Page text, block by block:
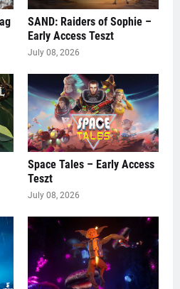
SAND: Raiders of Sophie –
Early Access Teszt
July 08, 2026
Space Tales – Early Access
Teszt
July 08, 2026